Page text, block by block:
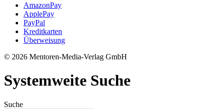
AmazonPay
ApplePay
PayPal
Kreditkarten
Überweisung
© 2026 Mentoren-Media-Verlag GmbH
Systemweite Suche
Suche